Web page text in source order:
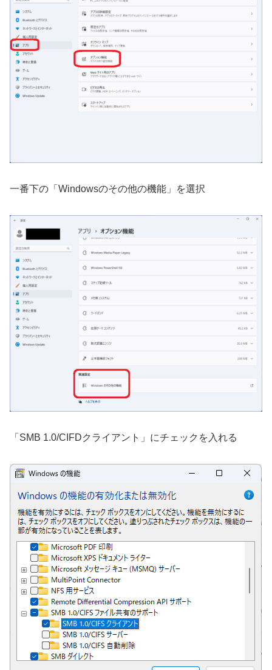
一番下の「Windowsのその他の機能」を選択
「SMB 1.0/CIFDクライアント」にチェックを入れる